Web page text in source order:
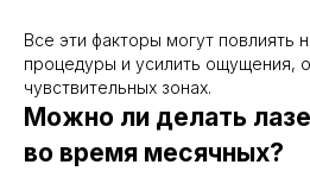
Все эти факторы могут повлиять
процедуры и усилить ощущения,
чувствительных зонах.
Можно ли делать
во время месячных?